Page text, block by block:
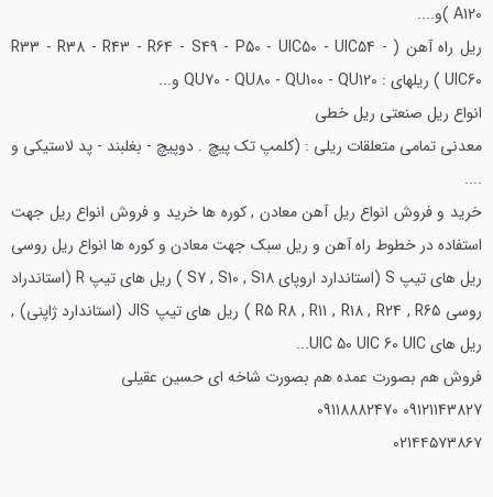
A120 )و....
ریل راه آهن ( R33 - R38 - R43 - R64 - S49 - P50 - UIC50 - UIC54 -
UIC60 )
ریلهای : QU70 - QU80 - QU100 - QU120 و...
انواع ریل صنعتی ریل خطی
معدنی تمامی متعلقات ریلی : (کلمپ تک پیچ . دوپیچ - بغلبند - پد لاستیکی و
....
خرید و فروش انواع ریل آهن معادن , کوره هاخرید و فروش انواع ریل جهت
استفاده در خطوط راه آهن و ریل سبک جهت معادن و کوره ها انواع ریل روسی
ریل های تیپ S (استاندارد اروپای S7 , S10 , S18 ) ریل های تیپ R (استاندراد
روسی R5 R8 , R11 , R18 , R24 , R65 ) ریل های تیپ JIS (استاندارد ژاپنی) ,
ریل های UIC 50 UIC 60 UIC...
فروش هم بصورت عمده هم بصورت شاخه ایحسین عقیلی
09121143827
021۴۴۵۷۳۸۶۷